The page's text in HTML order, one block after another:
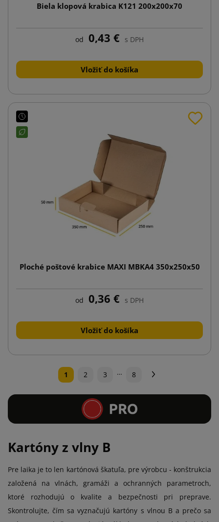
Biela klopová krabica K121 200x200x70
od 0,43 € s DPH
Vložiť do košíka
Ploché poštové krabice MAXI MBKA4 350x250x50
od 0,36 € s DPH
Vložiť do košíka
1 2 3 … 8
Kartóny z vlny B
Pre laika je to len kartónová škatuľa, pre výrobcu - konštrukcia
založená na vlnách, gramáži a ochranných parametroch,
ktoré rozhodujú o kvalite a bezpečnosti pri preprave.
Skontrolujte, čím sa vyznačujú kartóny s vlnou B a prečo sa